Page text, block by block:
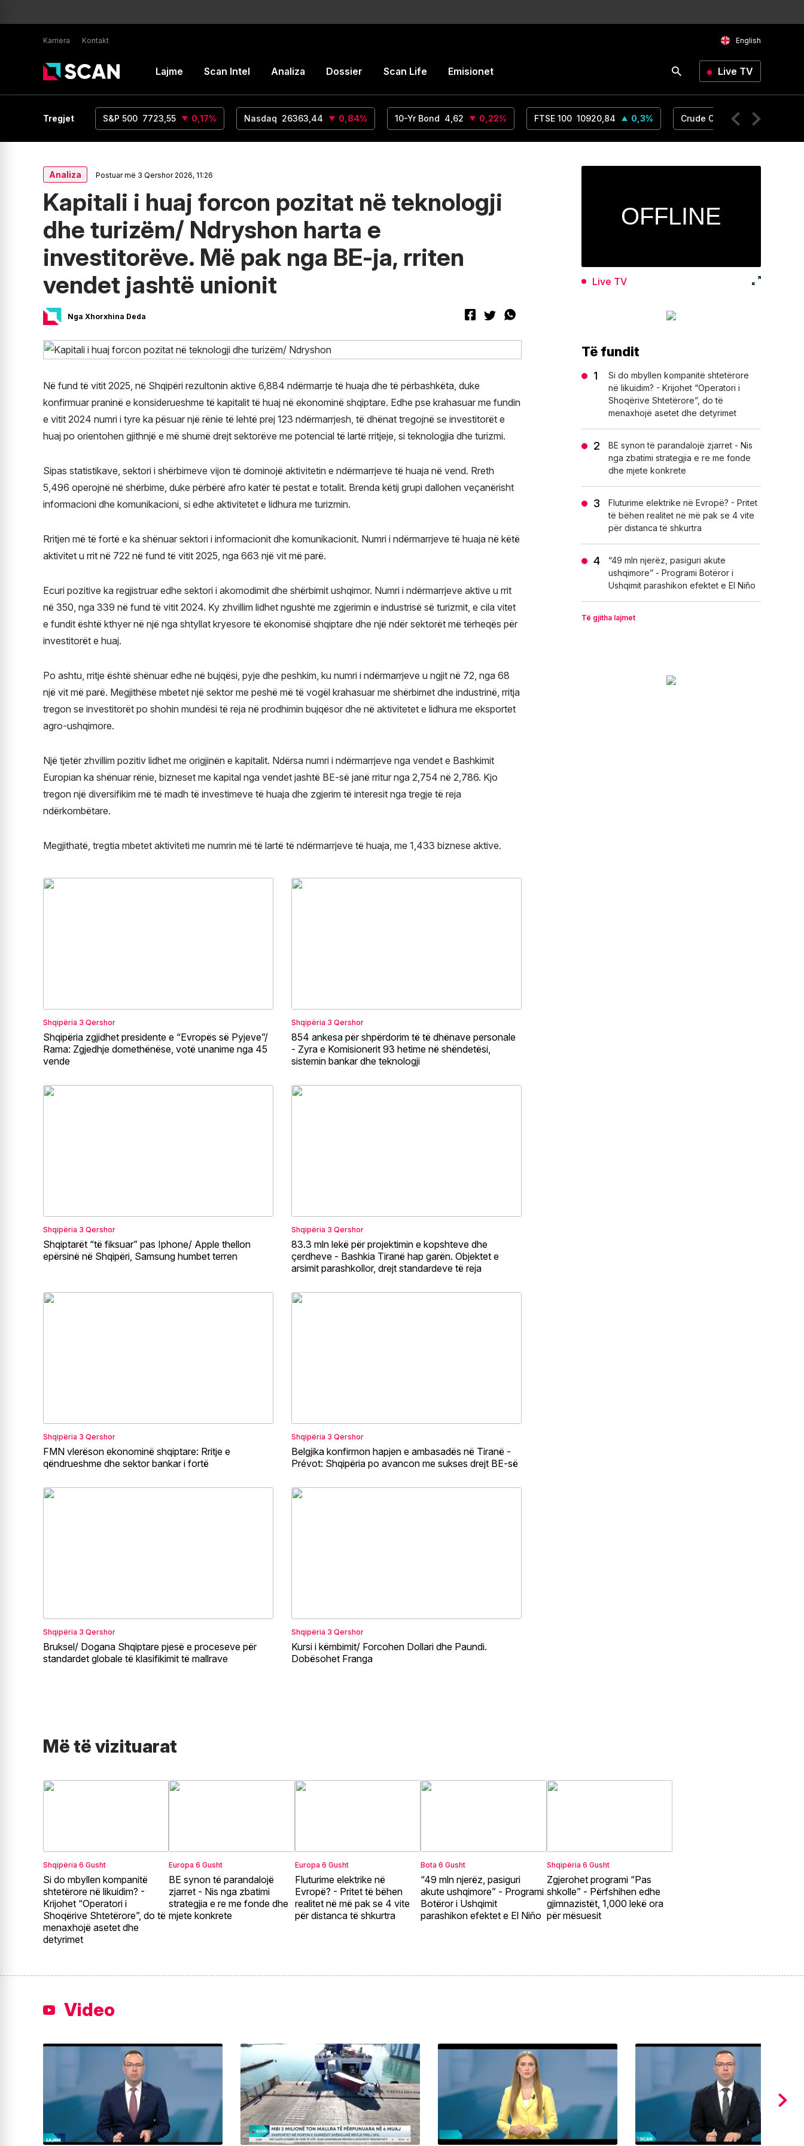
Karriera Kontakt English
Lajme Scan Intel Analiza Dossier Scan Life Emisionet Live TV
Tregjet
1,15 0% S&P 500 7723,55 0,17% Nasdaq 26363,44 0,84% 10-Yr Bond 4,62 0,22% FTSE 100 10920,84 0,3% Crude Oil 75,2 0,03
Analiza Postuar më 3 Qershor 2026, 11:26
Kapitali i huaj forcon pozitat në teknologji
dhe turizëm/ Ndryshon harta e
investitorëve. Më pak nga BE-ja, rriten
vendet jashtë unionit
Nga Xhorxhina Deda
Në fund të vitit 2025, në Shqipëri rezultonin aktive 6,884 ndërmarrje të huaja dhe të përbashkëta, duke
konfirmuar praninë e konsiderueshme të kapitalit të huaj në ekonominë shqiptare. Edhe pse krahasuar me fundin
e vitit 2024 numri i tyre ka pësuar një rënie të lehtë prej 123 ndërmarrjesh, të dhënat tregojnë se investitorët e
huaj po orientohen gjithnjë e më shumë drejt sektorëve me potencial të lartë rritjeje, si teknologjia dhe turizmi.
Sipas statistikave, sektori i shërbimeve vijon të dominojë aktivitetin e ndërmarrjeve të huaja në vend. Rreth
5,496 operojnë në shërbime, duke përbërë afro katër të pestat e totalit. Brenda këtij grupi dallohen veçanërisht
informacioni dhe komunikacioni, si edhe aktivitetet e lidhura me turizmin.
Rritjen më të fortë e ka shënuar sektori i informacionit dhe komunikacionit. Numri i ndërmarrjeve të huaja në këtë
aktivitet u rrit në 722 në fund të vitit 2025, nga 663 një vit më parë.
Ecuri pozitive ka regjistruar edhe sektori i akomodimit dhe shërbimit ushqimor. Numri i ndërmarrjeve aktive u rrit
në 350, nga 339 në fund të vitit 2024. Ky zhvillim lidhet ngushtë me zgjerimin e industrisë së turizmit, e cila vitet
e fundit është kthyer në një nga shtyllat kryesore të ekonomisë shqiptare dhe një ndër sektorët më tërheqës për
investitorët e huaj.
Po ashtu, rritje është shënuar edhe në bujqësi, pyje dhe peshkim, ku numri i ndërmarrjeve u ngjit në 72, nga 68
një vit më parë. Megjithëse mbetet një sektor me peshë më të vogël krahasuar me shërbimet dhe industrinë, rritja
tregon se investitorët po shohin mundësi të reja në prodhimin bujqësor dhe në aktivitetet e lidhura me eksportet
agro-ushqimore.
Një tjetër zhvillim pozitiv lidhet me origjinën e kapitalit. Ndërsa numri i ndërmarrjeve nga vendet e Bashkimit
Europian ka shënuar rënie, bizneset me kapital nga vendet jashtë BE-së janë rritur nga 2,754 në 2,786. Kjo
tregon një diversifikim më të madh të investimeve të huaja dhe zgjerim të interesit nga tregje të reja
ndërkombëtare.
Megjithatë, tregtia mbetet aktiviteti me numrin më të lartë të ndërmarrjeve të huaja, me 1,433 biznese aktive.
Shqipëria 3 Qershor
Shqipëria zgjidhet presidente e “Evropës së Pyjeve”/
Rama: Zgjedhje domethënëse, votë unanime nga 45
vende
Shqipëria 3 Qershor
854 ankesa për shpërdorim të të dhënave personale
- Zyra e Komisionerit 93 hetime në shëndetësi,
sistemin bankar dhe teknologji
Shqipëria 3 Qershor
Shqiptarët “të fiksuar” pas Iphone/ Apple thellon
epërsinë në Shqipëri, Samsung humbet terren
Shqipëria 3 Qershor
83.3 mln lekë për projektimin e kopshteve dhe
çerdheve - Bashkia Tiranë hap garën. Objektet e
arsimit parashkollor, drejt standardeve të reja
Shqipëria 3 Qershor
FMN vlerëson ekonominë shqiptare: Rritje e
qëndrueshme dhe sektor bankar i fortë
Shqipëria 3 Qershor
Belgjika konfirmon hapjen e ambasadës në Tiranë -
Prévot: Shqipëria po avancon me sukses drejt BE-së
Shqipëria 3 Qershor
Bruksel/ Dogana Shqiptare pjesë e proceseve për
standardet globale të klasifikimit të mallrave
Shqipëria 3 Qershor
Kursi i këmbimit/ Forcohen Dollari dhe Paundi.
Dobësohet Franga
Live TV
Të fundit
Si do mbyllen kompanitë shtetërore
në likuidim? - Krijohet “Operatori i
Shoqërive Shtetërore”, do të
menaxhojë asetet dhe detyrimet
BE synon të parandalojë zjarret - Nis
nga zbatimi strategjia e re me fonde
dhe mjete konkrete
Fluturime elektrike në Evropë? - Pritet
të bëhen realitet në më pak se 4 vite
për distanca të shkurtra
“49 mln njerëz, pasiguri akute
ushqimore” - Programi Botëror i
Ushqimit parashikon efektet e El Niño
Të gjitha lajmet
Më të vizituarat
Shqipëria 6 Gusht
Si do mbyllen kompanitë
shtetërore në likuidim? -
Krijohet “Operatori i
Shoqërive Shtetërore”, do të
menaxhojë asetet dhe
detyrimet
Europa 6 Gusht
BE synon të parandalojë
zjarret - Nis nga zbatimi
strategjia e re me fonde dhe
mjete konkrete
Europa 6 Gusht
Fluturime elektrike në
Evropë? - Pritet të bëhen
realitet në më pak se 4 vite
për distanca të shkurtra
Bota 6 Gusht
“49 mln njerëz, pasiguri
akute ushqimore” - Programi
Botëror i Ushqimit
parashikon efektet e El Niño
Shqipëria 6 Gusht
Zgjerohet programi “Pas
shkolle” - Përfshihen edhe
gjimnazistët, 1,000 lekë ora
për mësuesit
Video